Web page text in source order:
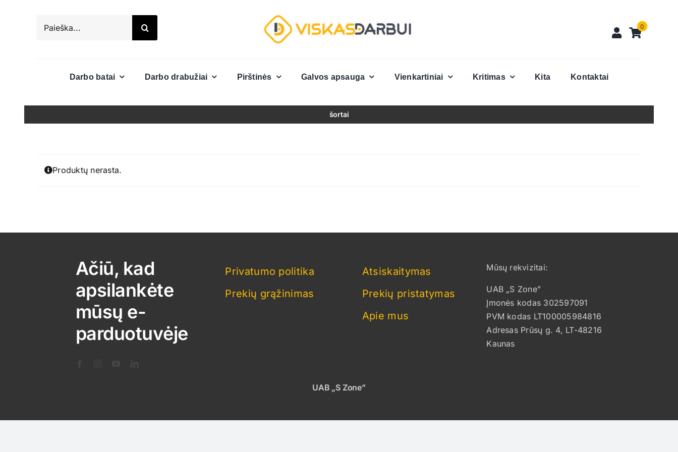
0
Darbo batai Darbo drabužiai Pirštinės Galvos apsauga Vienkartiniai Kritimas Kita Kontaktai
šortai
Produktų nerasta.
Ačiū, kad
apsilankėte
mūsų e-
parduotuvėje
Privatumo politika
Prekių grąžinimas
Atsiskaitymas
Prekių pristatymas
Apie mus
Mūsų rekvizitai:
UAB „S Zone”
Įmonės kodas 302597091
PVM kodas LT100005984816
Adresas Prūsų g. 4, LT-48216
Kaunas
UAB „S Zone”